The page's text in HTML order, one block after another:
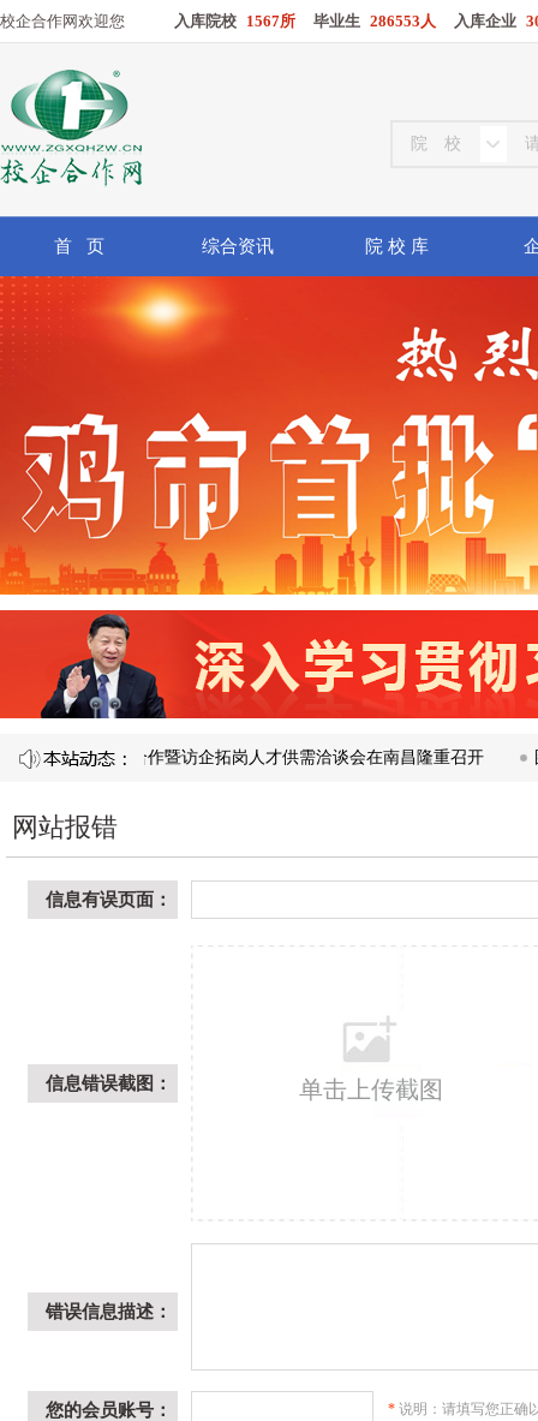
校企合作网欢迎您 入库院校 1567所 毕业生 286553人 入库企业
首 页 综合资讯 院 校 库
融合校企合作暨访企拓岗人才供需洽谈会在南昌隆重召开​ 图
网站报错
信息有误页面：
信息错误截图： 单击上传截图
错误信息描述：
您的会员账号： * 说明：请填写您正确